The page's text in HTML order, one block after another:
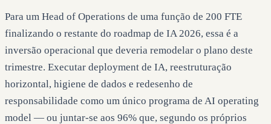
Para um Head of Operations de uma função de 200 FTE
finalizando o restante do roadmap de IA 2026, essa é a
inversão operacional que deveria remodelar o plano deste
trimestre. Executar deployment de IA, reestruturação
horizontal, higiene de dados e redesenho de
responsabilidade como um único programa de AI operating
model — ou juntar-se aos 96% que, segundo os próprios